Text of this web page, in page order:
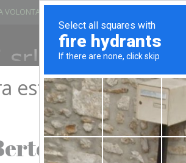
DEL SANGUE - PANTIGLIATE
VIA GIOVANNI XXIII,
PANTIGLIATE (MI) -
BANCHI E CARRELLI
estiva
Fratelli